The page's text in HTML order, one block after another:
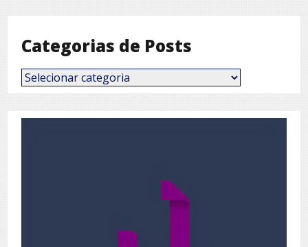
Categorias de Posts
Categorias
de